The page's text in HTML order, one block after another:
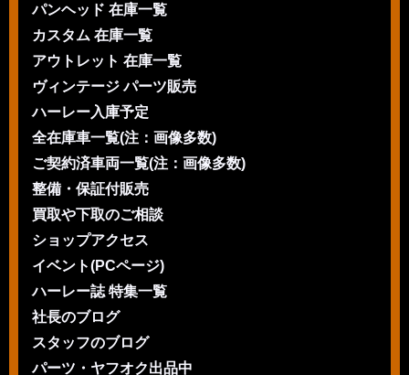
パンヘッド 在庫一覧
カスタム 在庫一覧
アウトレット 在庫一覧
ヴィンテージ パーツ販売
ハーレー入庫予定
全在庫車一覧(注：画像多数)
ご契約済車両一覧(注：画像多数)
整備・保証付販売
買取や下取のご相談
ショップアクセス
イベント(PCページ)
ハーレー誌 特集一覧
社長のブログ
スタッフのブログ
パーツ・ヤフオク出品中